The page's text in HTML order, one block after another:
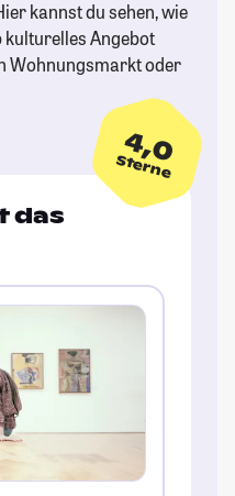
kannst du sehen, wie
kulturelles Angebot
Wohnungsmarkt oder
4,0
Sterne
das